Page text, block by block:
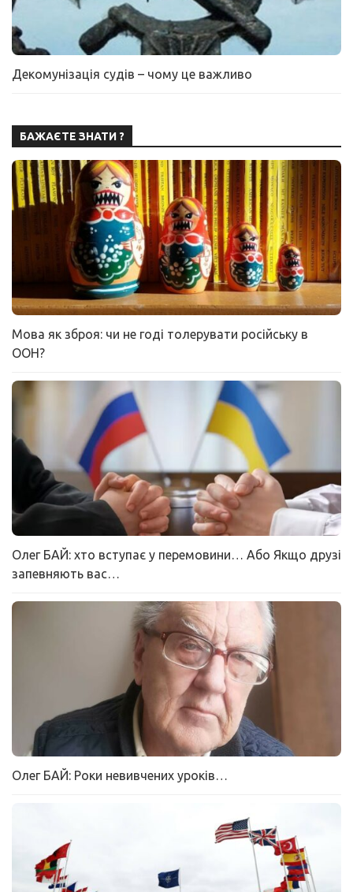
Декомунізація судів – чому це важливо
БАЖАЄТЕ ЗНАТИ ?
Мова як зброя: чи не годі толерувати російську в
ООН?
Олег БАЙ: хто вступає у перемовини… Або Якщо друзі
запевняють вас…
Олег БАЙ: Роки невивчених уроків…